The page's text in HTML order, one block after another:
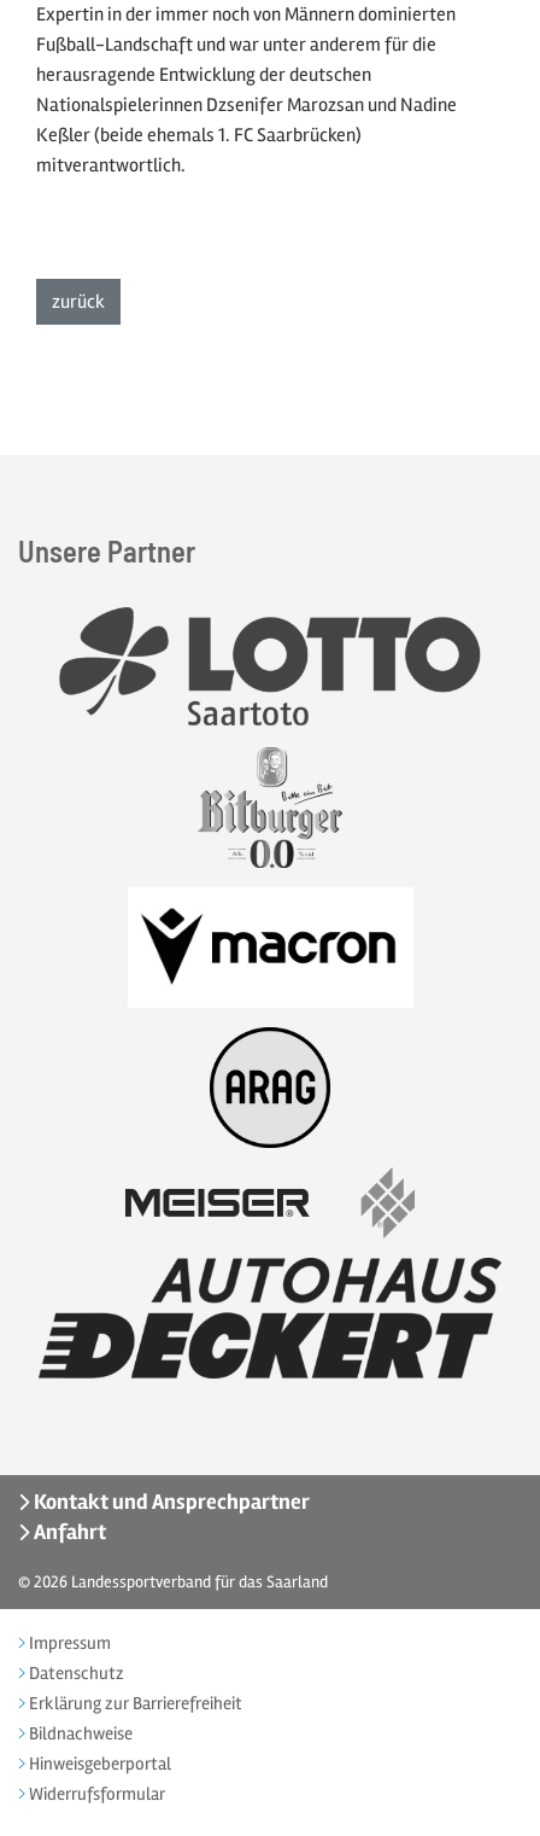
Expertin in der immer noch von Männern dominierten
Fußball-Landschaft und war unter anderem für die
herausragende Entwicklung der deutschen
Nationalspielerinnen Dzsenifer Marozsan und Nadine
Keßler (beide ehemals 1. FC Saarbrücken)
mitverantwortlich.
zurück
Unsere Partner
Kontakt und Ansprechpartner
Anfahrt
© 2026 Landessportverband für das Saarland
Impressum
Datenschutz
Erklärung zur Barrierefreiheit
Bildnachweise
Hinweisgeberportal
Widerrufsformular